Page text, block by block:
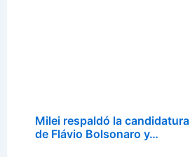
Milei respaldó la candidatura
de Flávio Bolsonaro y…